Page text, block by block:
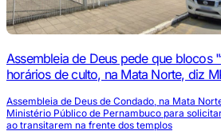
Assembleia de Deus pede que blocos
horários de culto, na Mata Norte, diz
Assembleia de Deus de Condado, na Mata
Ministério Público de Pernambuco para
ao transitarem na frente dos templos